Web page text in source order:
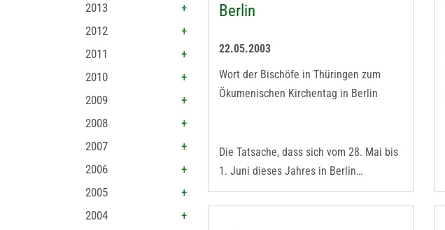
2013
2012
2011
2010
2009
2008
2007
2006
2005
2004
Berlin
22.05.2003
Wort der Bischöfe in Thüringen zum
Ökumenischen Kirchentag in Berlin
Die Tatsache, dass sich vom 28. Mai bis
1. Juni dieses Jahres in Berlin…